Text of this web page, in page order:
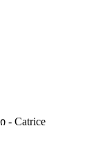
- Catrice